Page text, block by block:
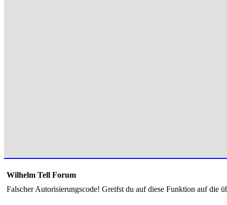
Wilhelm Tell Forum
Falscher Autorisierungscode! Greifst du auf diese Funktion auf die